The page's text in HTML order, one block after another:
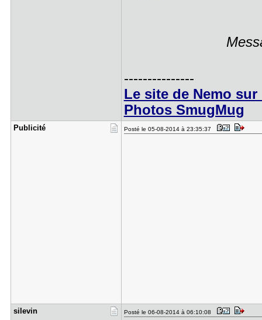
---------------
Le site de Nemo sur
Photos SmugMug
Publicité Posté le 05-08-2014 à 23:35:37
silevin Posté le 06-08-2014 à 06:10:08